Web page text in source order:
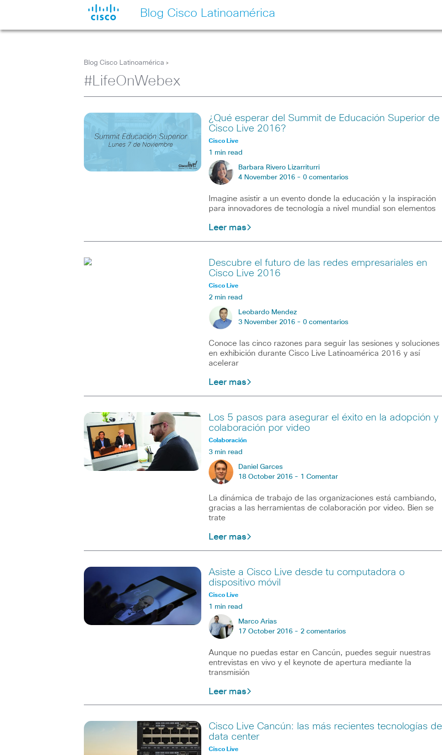
Blog Cisco Latinoamérica
Blog Cisco Latinoamérica >
#LifeOnWebex
¿Qué esperar del Summit de Educación Superior de
Cisco Live 2016?
Cisco Live
1 min read
Barbara Rivero Lizarriturri
4 November 2016 - 0 comentarios
Imagine asistir a un evento donde la educación y la inspiración
para innovadores de tecnología a nivel mundial son elementos
Leer mas
Descubre el futuro de las redes empresariales en
Cisco Live 2016
Cisco Live
2 min read
Leobardo Mendez
3 November 2016 - 0 comentarios
Conoce las cinco razones para seguir las sesiones y soluciones
en exhibición durante Cisco Live Latinoamérica 2016 y así
acelerar
Leer mas
Los 5 pasos para asegurar el éxito en la adopción y
colaboración por video
Colaboración
3 min read
Daniel Garces
18 October 2016 - 1 Comentar
La dinámica de trabajo de las organizaciones está cambiando,
gracias a las herramientas de colaboración por video. Bien se
trate
Leer mas
Asiste a Cisco Live desde tu computadora o
dispositivo móvil
Cisco Live
1 min read
Marco Arias
17 October 2016 - 2 comentarios
Aunque no puedas estar en Cancún, puedes seguir nuestras
entrevistas en vivo y el keynote de apertura mediante la
transmisión
Leer mas
Cisco Live Cancún: las más recientes tecnologías de
data center
Cisco Live